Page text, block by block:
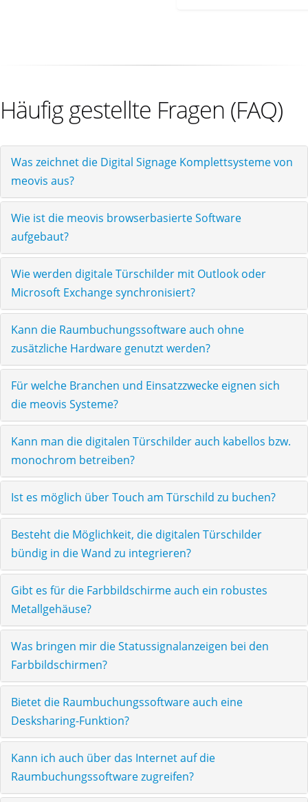
Häufig gestellte Fragen (FAQ)
Was zeichnet die Digital Signage Komplettsysteme von
meovis aus?
Wie ist die meovis browserbasierte Software
aufgebaut?
Wie werden digitale Türschilder mit Outlook oder
Microsoft Exchange synchronisiert?
Kann die Raumbuchungssoftware auch ohne
zusätzliche Hardware genutzt werden?
Für welche Branchen und Einsatzzwecke eignen sich
die meovis Systeme?
Kann man die digitalen Türschilder auch kabellos bzw.
monochrom betreiben?
Ist es möglich über Touch am Türschild zu buchen?
Besteht die Möglichkeit, die digitalen Türschilder
bündig in die Wand zu integrieren?
Gibt es für die Farbbildschirme auch ein robustes
Metallgehäuse?
Was bringen mir die Statussignalanzeigen bei den
Farbbildschirmen?
Bietet die Raumbuchungssoftware auch eine
Desksharing-Funktion?
Kann ich auch über das Internet auf die
Raumbuchungssoftware zugreifen?